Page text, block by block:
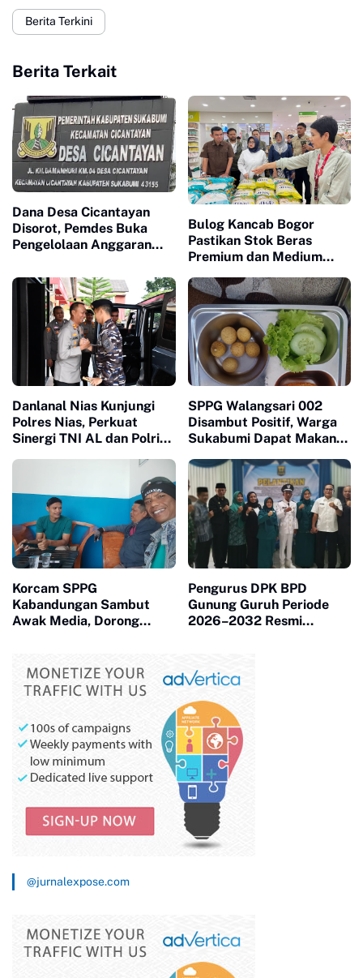
Berita Terkini
Berita Terkait
Dana Desa Cicantayan
Disorot, Pemdes Buka
Pengelolaan Anggaran
Bulog Kancab Bogor
Pastikan Stok Beras
Premium dan Medium
Diminta Tak Panik
Danlanal Nias Kunjungi
Polres Nias, Perkuat
Sinergi TNI AL dan Polri
SPPG Walangsari 002
Disambut Positif, Warga
Sukabumi Dapat Makan
Korcam SPPG
Kabandungan Sambut
Awak Media, Dorong
Pengurus DPK BPD
Gunung Guruh Periode
2026–2032 Resmi
@jurnalexpose.com